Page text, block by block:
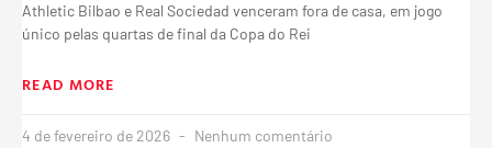
Athletic Bilbao e Real Sociedad venceram fora de casa, em jogo
único pelas quartas de final da Copa do Rei
READ MORE
4 de fevereiro de 2026 Nenhum comentário